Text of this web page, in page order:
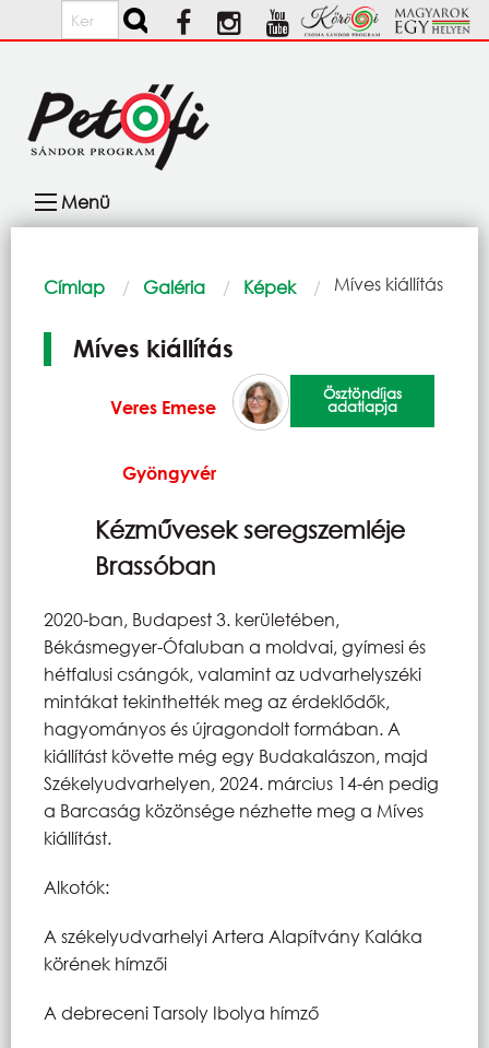
Ugrás a tartalomra
Keresés
navigáció
Menü
Morzsa
Címlap Galéria Képek Current:
Míves kiállítás
Míves kiállítás
Veres Emese
Gyöngyvér
Ösztöndíjas
adatlapja
Kézművesek seregszemléje
Brassóban
2020-ban, Budapest 3. kerületében,
Békásmegyer-Ófaluban a moldvai, gyímesi és
hétfalusi csángók, valamint az udvarhelyszéki
mintákat tekinthették meg az érdeklődők,
hagyományos és újragondolt formában. A
kiállítást követte még egy Budakalászon, majd
Székelyudvarhelyen, 2024. március 14-én pedig
a Barcaság közönsége nézhette meg a Míves
kiállítást.
Alkotók:
A székelyudvarhelyi Artera Alapítvány Kaláka
körének hímzői
A debreceni Tarsoly Ibolya hímző